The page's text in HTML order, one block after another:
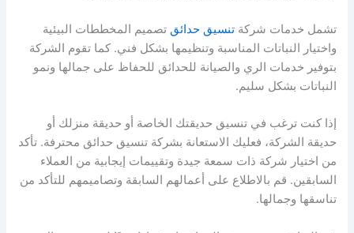
تشمل خدمات شركةتنسيق حدائق تصميم المخططات البيئية
واختيار النباتات المناسبة وتنظيمها بشكل فني. كما تقوم الشركة
بتوفير خدمات الري والصيانة للحدائق للحفاظ على جمالها ونمو
النباتات بشكل سليم.
إذا كنت ترغب في تنسيق حديقتك الخاصة أو حديقة منزلك أو
حديقة الشركة، فعليك الاستعانة بشركة تنسيق حدائق محترفة. تأكد
من اختيار شركة ذات سمعة جيدة وتقييمات إيجابية من العملاء
السابقين. قم بالاطلاع على أعمالهم السابقة وتصاميمهم للتأكد من
تناسقها وجمالها.